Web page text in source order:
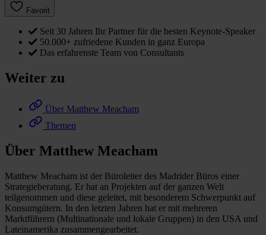
Favorit
Seit 30 Jahren Ihr Partner für die besten Keynote-Speaker
50.000+ zufriedene Kunden in ganz Europa
Das erfahrenste Team von Consultants
Weiter zu
Über Matthew Meacham
Themen
Über Matthew Meacham
Matthew Meacham ist der Büroleiter des Madrider Büros einer
Strategieberatung. Er hat an Projekten auf der ganzen Welt
teilgenommen und diese geleitet, mit besonderem Schwerpunkt auf
Konsumgütern. In den letzten Jahren hat er mit mehreren
Marktführern (Multinationale und lokale Gruppen) in den USA und
Lateinamerika zusammengearbeitet.